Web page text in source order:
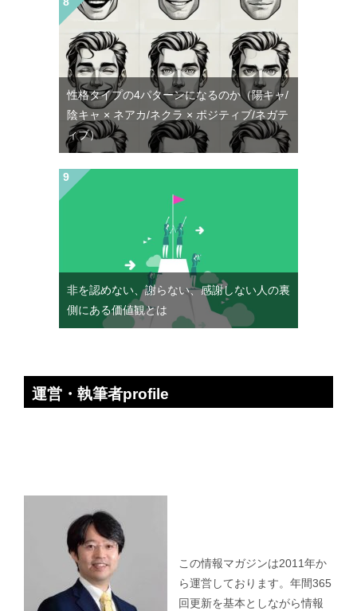
性格タイプの4パターンになるのか（陽キャ/
陰キャ × ネアカ/ネクラ × ポジティブ/ネガテ
ィブ）
非を認めない、謝らない、感謝しない人の裏
側にある価値観とは
運営・執筆者profile
この情報マガジンは2011年か
ら運営しております。年間365
回更新を基本としながら情報